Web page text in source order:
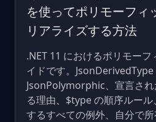
を使ってポリモーフィ
リアライズする方法
.NET 11 におけるポリモーフ
イドです。JsonDerivedType
JsonPolymorphic、宣言さ
る理由、$type の順序ルー
するすべての例外、自分で